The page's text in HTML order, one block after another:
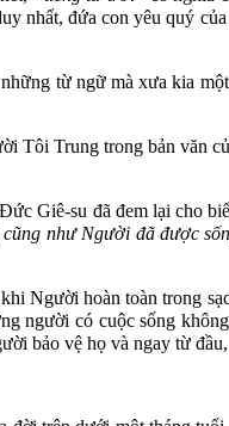
nhất, đứa con yêu quý
từ ngữ mà xưa kia
Tôi Trung trong bản văn
Giê-su đã đem lại cho
như Người đã được
Người hoàn toàn trong
người có cuộc sống
bảo vệ họ và ngay từ